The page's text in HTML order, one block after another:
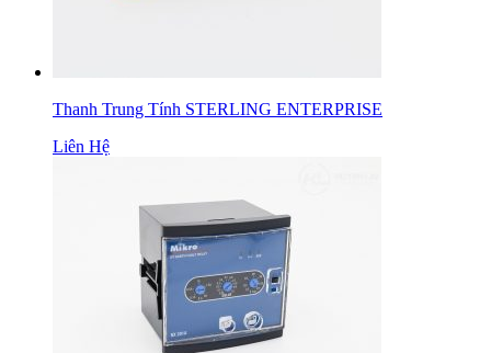
Thanh Trung Tính STERLING ENTERPRISE
Liên Hệ